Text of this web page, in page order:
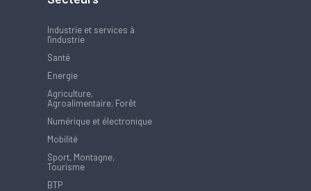
Industrie et services à
l'industrie
Santé
Energie
Agriculture,
Agroalimentaire, Forêt
Numérique et électronique
Mobilité
Sport, Montagne,
Tourisme
BTP